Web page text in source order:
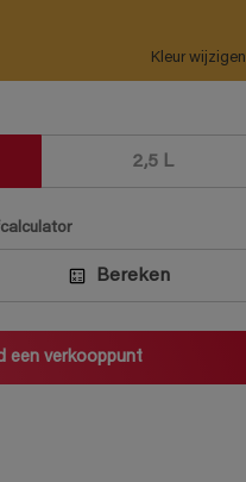
Kleur wijzigen
2,5 L
Bereken
een verkooppunt